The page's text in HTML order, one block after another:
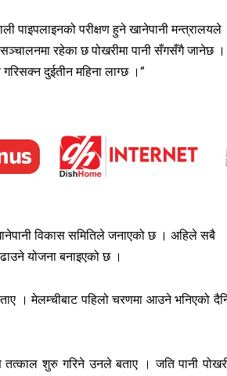
पाइपलाइनको परीक्षण हुने खानेपानी मन्त्रालयले
रहेका छ पोखरीमा पानी सँगसँगै जानेछ ।
दुईतीन महिना लाग्छ ।”
विकास समितिले जनाएको छ । अहिले सबै
योजना बनाइएको छ ।
। मेलम्चीबाट पहिलो चरणमा आउने भनिएको
शुरु गरिने उनले बताए । जति पानी